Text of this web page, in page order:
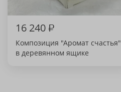
16 240₽
Композиция "Аромат счастья"
в деревянном ящике